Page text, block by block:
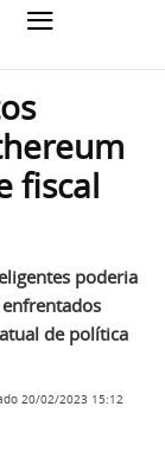
fiscal
poderia
de política
20/02/2023 15:12